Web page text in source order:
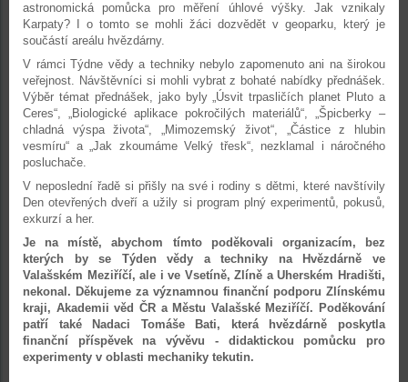
astronomická pomůcka pro měření úhlové výšky. Jak vznikaly
Karpaty? I o tomto se mohli žáci dozvědět v geoparku, který je
součástí areálu hvězdárny.
V rámci Týdne vědy a techniky nebylo zapomenuto ani na širokou
veřejnost. Návštěvníci si mohli vybrat z bohaté nabídky přednášek.
Výběr témat přednášek, jako byly „Úsvit trpasličích planet Pluto a
Ceres“, „Biologické aplikace pokročilých materiálů“, „Špicberky –
chladná výspa života“, „Mimozemský život“, „Částice z hlubin
vesmíru“ a „Jak zkoumáme Velký třesk“, nezklamal i náročného
posluchače.
V neposlední řadě si přišly na své i rodiny s dětmi, které navštívily
Den otevřených dveří a užily si program plný experimentů, pokusů,
exkurzí a her.
Je na místě, abychom tímto poděkovali organizacím, bez
kterých by se Týden vědy a techniky na Hvězdárně ve
Valašském Meziříčí, ale i ve Vsetíně, Zlíně a Uherském Hradišti,
nekonal. Děkujeme za významnou finanční podporu Zlínskému
kraji, Akademii věd ČR a Městu Valašské Meziříčí. Poděkování
patří také Nadaci Tomáše Bati, která hvězdárně poskytla
finanční příspěvek na vývěvu - didaktickou pomůcku pro
experimenty v oblasti mechaniky tekutin.